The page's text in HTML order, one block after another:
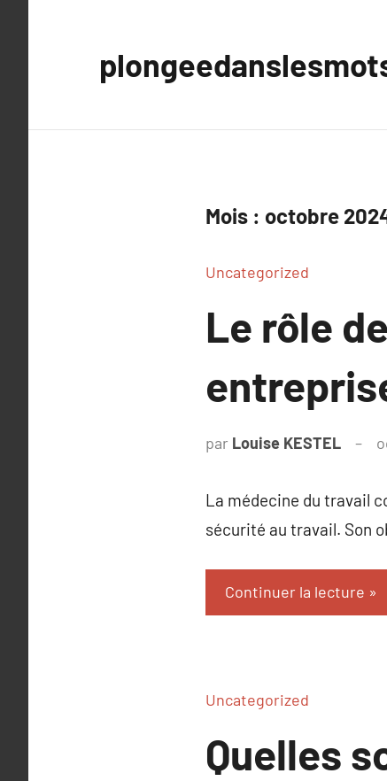
Mois : octobre
Uncategorized
Le rôle
par Louise KESTEL
La médecine du travail
sécurité au travail. Son
Continuer la lecture
Uncategorized
Quelles